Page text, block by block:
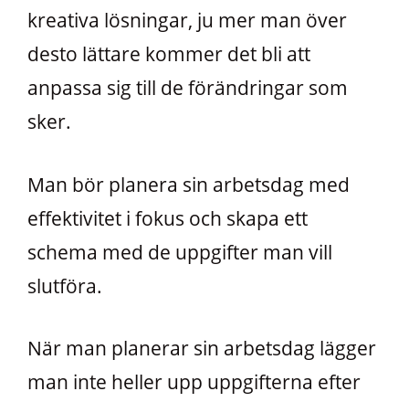
kreativa lösningar, ju mer man över
desto lättare kommer det bli att
anpassa sig till de förändringar som
sker.
Man bör planera sin arbetsdag med
effektivitet i fokus och skapa ett
schema med de uppgifter man vill
slutföra.
När man planerar sin arbetsdag lägger
man inte heller upp uppgifterna efter